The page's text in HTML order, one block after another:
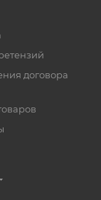
договора